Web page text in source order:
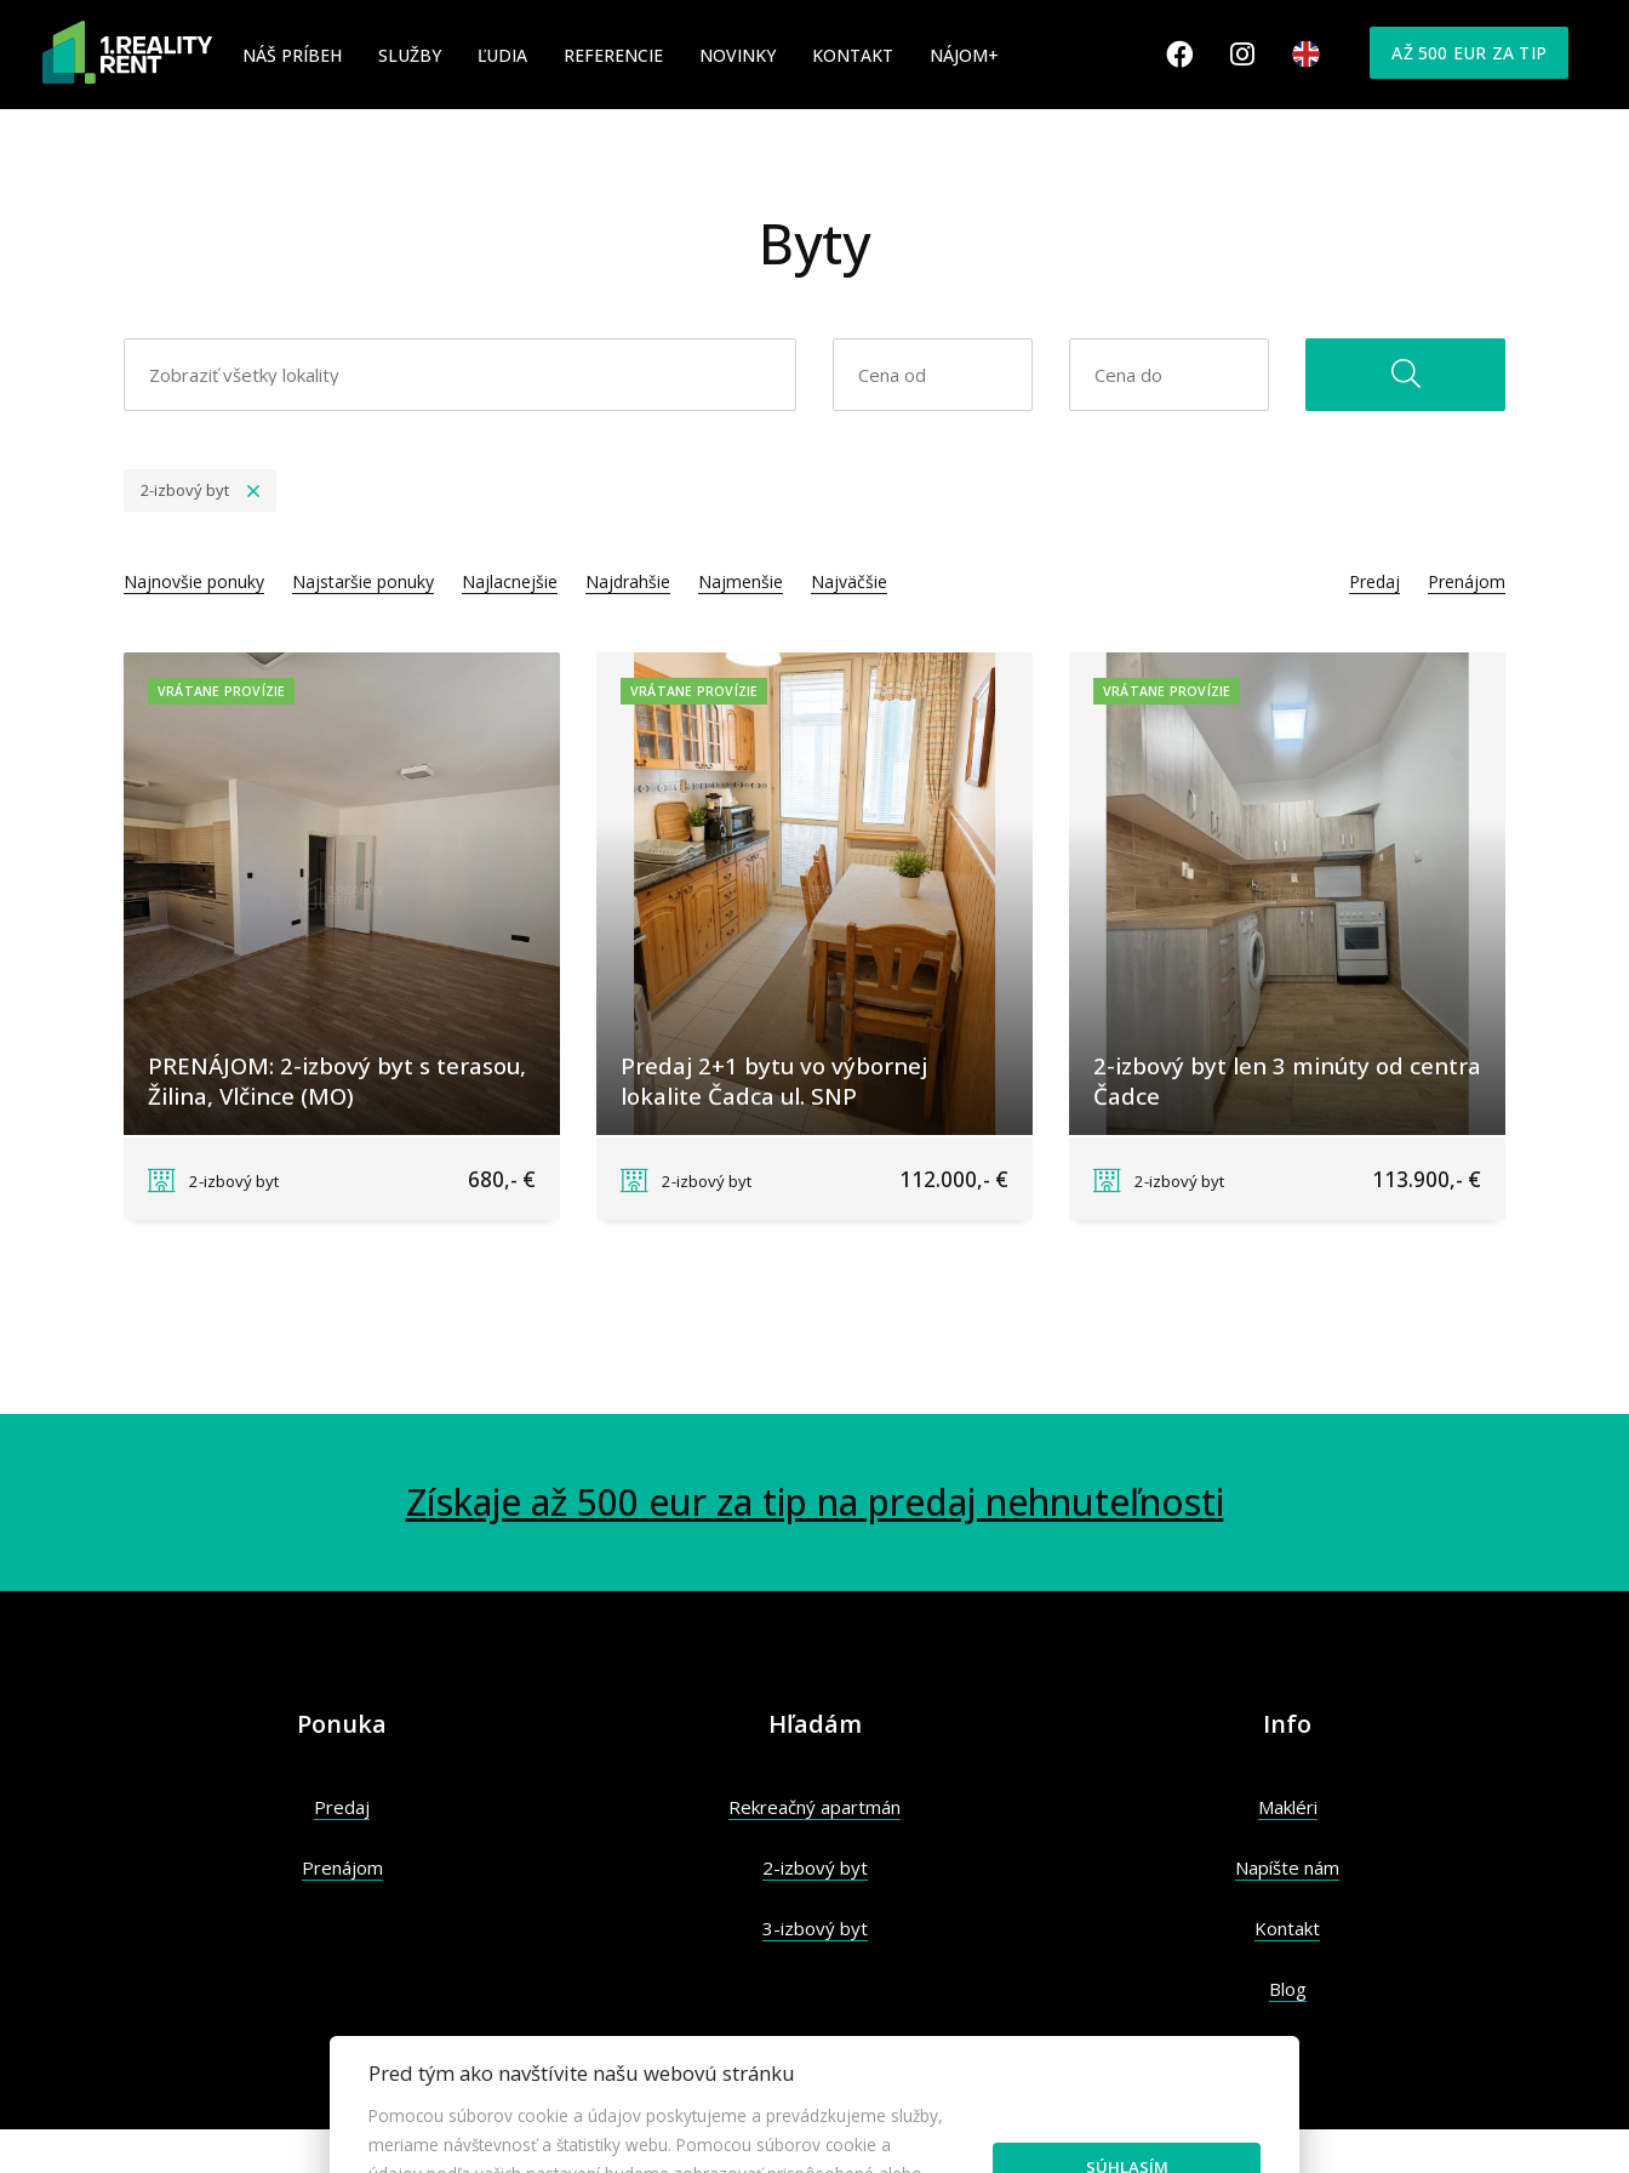
AŽ 500 EUR ZA TIP
NÁŠ PRÍBEH SLUŽBY ĽUDIA REFERENCIE NOVINKY KONTAKT NÁJOM+
Byty
2-izbový byt
Najnovšie ponuky Najstaršie ponuky Najlacnejšie Najdrahšie Najmenšie Najväčšie Predaj Prenájom
VRÁTANE PROVÍZIE
PRENÁJOM: 2-izbový byt s terasou,
Žilina, Vlčince (MO)
2-izbový byt
680,- €
VRÁTANE PROVÍZIE
Predaj 2+1 bytu vo výbornej
lokalite Čadca ul. SNP
2-izbový byt
112.000,- €
VRÁTANE PROVÍZIE
2-izbový byt len 3 minúty od centra
Čadce
2-izbový byt
113.900,- €
Získaje až 500 eur za tip na predaj nehnuteľnosti
Ponuka
Predaj
Prenájom
Hľadám
Rekreačný apartmán
2-izbový byt
3-izbový byt
Info
Makléri
Napíšte nám
Kontakt
Blog
Pred tým ako navštívite našu webovú stránku
Pomocou súborov cookie a údajov poskytujeme a prevádzkujeme služby,
meriame návštevnosť a štatistiky webu. Pomocou súborov cookie a
SÚHLASÍM